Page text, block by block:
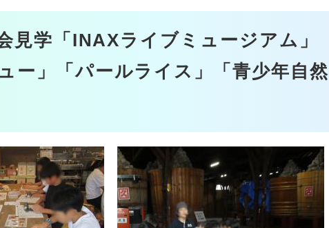
見学「INAXライブミュージアム」
ー」「パールライス」「青少年自然